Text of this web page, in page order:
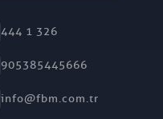
444 1 326
905385445666
info@fbm.com.tr